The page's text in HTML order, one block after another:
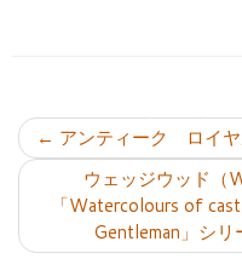
← アンティーク ロイ
ウェッジウッド
「Watercolours of
Gentleman」シリ